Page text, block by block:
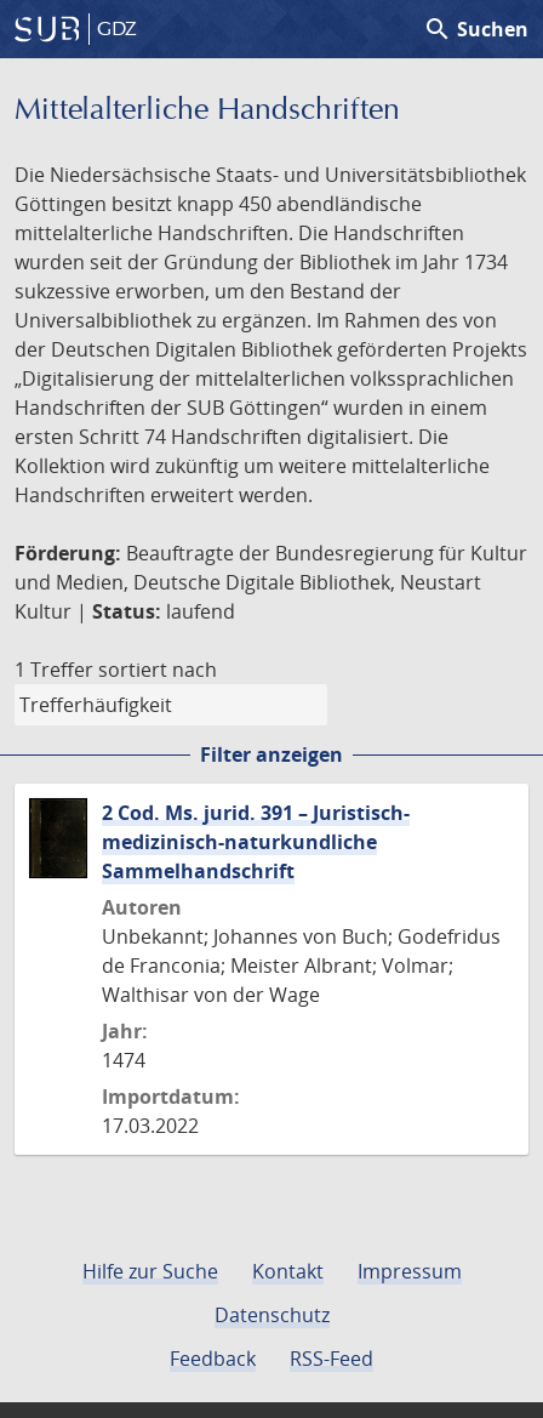
GDZ search Suchen
Mittelalterliche Handschriften
Die Niedersächsische Staats- und Universitätsbibliothek
Göttingen besitzt knapp 450 abendländische
mittelalterliche Handschriften. Die Handschriften
wurden seit der Gründung der Bibliothek im Jahr 1734
sukzessive erworben, um den Bestand der
Universalbibliothek zu ergänzen. Im Rahmen des von
der Deutschen Digitalen Bibliothek geförderten Projekts
„Digitalisierung der mittelalterlichen volkssprachlichen
Handschriften der SUB Göttingen“ wurden in einem
ersten Schritt 74 Handschriften digitalisiert. Die
Kollektion wird zukünftig um weitere mittelalterliche
Handschriften erweitert werden.
Förderung: Beauftragte der Bundesregierung für Kultur
und Medien, Deutsche Digitale Bibliothek, Neustart
Kultur | Status: laufend
1 Treffer sortiert nach
Filter anzeigen
2 Cod. Ms. jurid. 391 – Juristisch-
medizinisch-naturkundliche
Sammelhandschrift
Autoren
Unbekannt; Johannes von Buch; Godefridus
de Franconia; Meister Albrant; Volmar;
Walthisar von der Wage
Jahr:
1474
Importdatum:
17.03.2022
Hilfe zur Suche Kontakt
Impressum
Datenschutz
Feedback
RSS-Feed